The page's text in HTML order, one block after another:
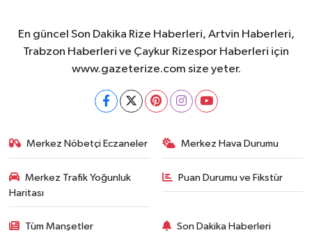
En güncel Son Dakika Rize Haberleri, Artvin Haberleri,
Trabzon Haberleri ve Çaykur Rizespor Haberleri için
www.gazeterize.com size yeter.
Merkez Nöbetçi Eczaneler Merkez Hava Durumu
Merkez Trafik Yoğunluk
Haritası
Puan Durumu ve Fikstür
Tüm Manşetler Son Dakika Haberleri